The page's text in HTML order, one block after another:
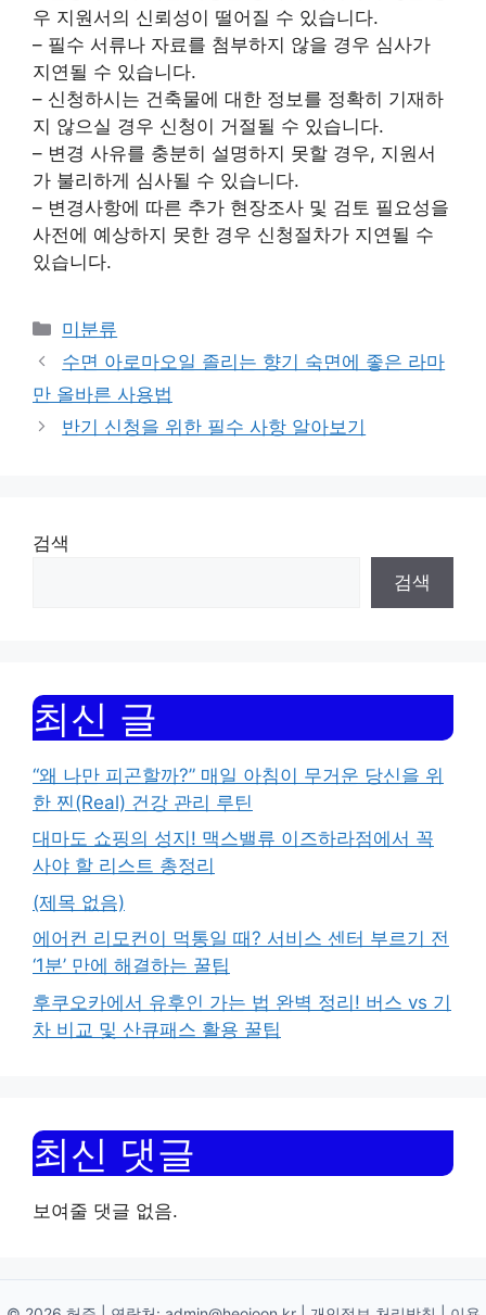
우 지원서의 신뢰성이 떨어질 수 있습니다.
– 필수 서류나 자료를 첨부하지 않을 경우 심사가
지연될 수 있습니다.
– 신청하시는 건축물에 대한 정보를 정확히 기재하
지 않으실 경우 신청이 거절될 수 있습니다.
– 변경 사유를 충분히 설명하지 못할 경우, 지원서
가 불리하게 심사될 수 있습니다.
– 변경사항에 따른 추가 현장조사 및 검토 필요성을
사전에 예상하지 못한 경우 신청절차가 지연될 수
있습니다.
Categories
미분류
수면 아로마오일 졸리는 향기 숙면에 좋은 라마
만 올바른 사용법
반기 신청을 위한 필수 사항 알아보기
검색
검색
최신 글
“왜 나만 피곤할까?” 매일 아침이 무거운 당신을 위
한 찐(Real) 건강 관리 루틴
대마도 쇼핑의 성지! 맥스밸류 이즈하라점에서 꼭
사야 할 리스트 총정리
(제목 없음)
에어컨 리모컨이 먹통일 때? 서비스 센터 부르기 전
‘1분’ 만에 해결하는 꿀팁
후쿠오카에서 유후인 가는 법 완벽 정리! 버스 vs 기
차 비교 및 산큐패스 활용 꿀팁
최신 댓글
보여줄 댓글 없음.